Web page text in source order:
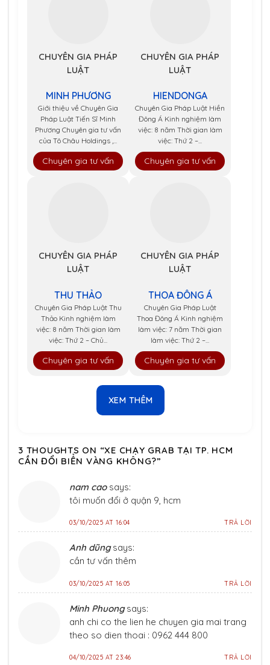
CHUYÊN GIA PHÁP
LUẬT
MINH PHƯƠNG
Giới thiệu về Chuyên Gia
Pháp Luật Tiến Sĩ Minh
Phương Chuyên gia tư vấn
của Tô Châu Holdings ,...
Chuyên gia tư vấn
CHUYÊN GIA PHÁP
LUẬT
HIENDONGA
Chuyên Gia Pháp Luật Hiền
Đông Á Kinh nghiệm làm
việc: 8 năm Thời gian làm
việc: Thứ 2 –...
Chuyên gia tư vấn
CHUYÊN GIA PHÁP
LUẬT
THU THẢO
Chuyên Gia Pháp Luật Thu
Thảo Kinh nghiệm làm
việc: 8 năm Thời gian làm
việc: Thứ 2 – Chủ...
Chuyên gia tư vấn
CHUYÊN GIA PHÁP
LUẬT
THOA ĐÔNG Á
Chuyên Gia Pháp Luật
Thoa Đông Á Kinh nghiệm
làm việc: 7 năm Thời gian
làm việc: Thứ 2 –...
Chuyên gia tư vấn
XEM THÊM
3 THOUGHTS ON “XE CHẠY GRAB TẠI TP. HCM
CẦN ĐỔI BIỂN VÀNG KHÔNG?”
nam cao says:
tôi muốn đổi ở quận 9, hcm
03/10/2025 AT 16:04 TRẢ LỜI
Anh dũng says:
cần tư vấn thêm
03/10/2025 AT 16:05 TRẢ LỜI
Minh Phuong says:
anh chi co the lien he chuyen gia mai trang
theo so dien thoai : 0962 444 800
04/10/2025 AT 23:46 TRẢ LỜI